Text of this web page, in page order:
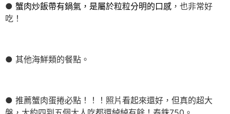
● 蟹肉炒飯帶有鍋氣，是屬於粒粒分明的口感 ，也非常好
吃！
● 其他海鮮類的餐點。
● 推薦蟹肉蛋捲必點！！！照片看起來還好，但真的超大